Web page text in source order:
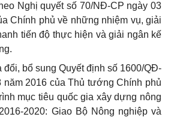
Nghị quyết số 70/NĐ-CP ngày 03
Chính phủ về những nhiệm vụ, giải
tiến độ thực hiện và giải ngân kế
đổi, bổ sung Quyết định số 1600/QĐ-
năm 2016 của Thủ tướng Chính phủ
mục tiêu quốc gia xây dựng nông
2020: Giao Bộ Nông nghiệp và